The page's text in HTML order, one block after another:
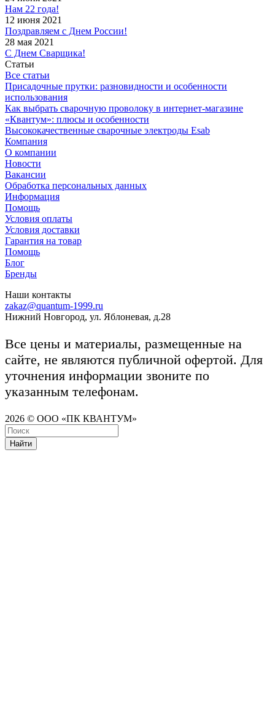
Нам 22 года!
12 июня 2021
Поздравляем с Днем России!
28 мая 2021
С Днем Сварщика!
Статьи
Все статьи
Присадочные прутки: разновидности и особенности
использования
Как выбрать сварочную проволоку в интернет-магазине
«Квантум»: плюсы и особенности
Высококачественные сварочные электроды Esab
Компания
О компании
Новости
Вакансии
Обработка персональных данных
Информация
Помощь
Условия оплаты
Условия доставки
Гарантия на товар
Помощь
Блог
Бренды
Наши контакты
zakaz@quantum-1999.ru
Нижний Новгород, ул. Яблоневая, д.28
Все цены и материалы, размещенные на
сайте, не являются публичной офертой. Для
уточнения информации звоните по
указанным телефонам.
2026 © ООО «ПК КВАНТУМ»
Найти